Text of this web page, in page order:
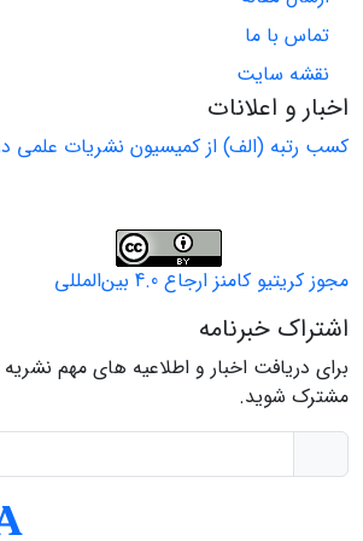
تماس با ما
نقشه سایت
اخبار و اعلانات
کسب رتبه (الف) از کمیسیون نشریات علمی در
مجوز کریتیو کامنز ارجاع 4.0 بین‌المللی
اشتراک خبرنامه
برای دریافت اخبار و اطلاعیه های مهم
مشترک شوید.